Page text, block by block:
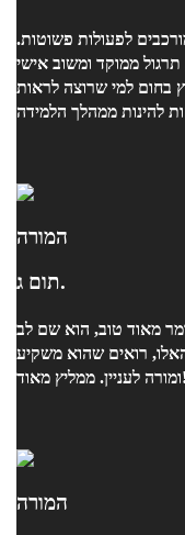
לפעולות פשוטות.
ממוקד ומשוב אישי
בקצב בטוח. ממליץ בחום למי שרוצה לראות
להינות ממהלך הלמידה
המורה
תום ג.
מאוד טוב, הוא שם לב
רואים שהוא משקיע
ומורה לעניין. ממליץ מאוד!
המורה